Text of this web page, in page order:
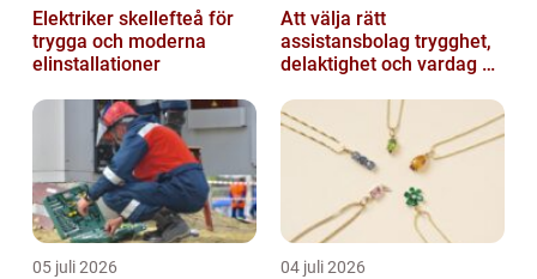
Elektriker skellefteå för
trygga och moderna
elinstallationer
Att välja rätt
assistansbolag trygghet,
delaktighet och vardag på
05 juli 2026 04 juli 2026